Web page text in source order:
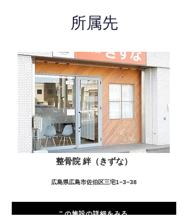
所属先
整骨院 絆（きずな）
広島県広島市佐伯区三宅1−3−38
この施設の詳細をみる